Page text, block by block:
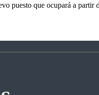
puesto que ocupará a partir